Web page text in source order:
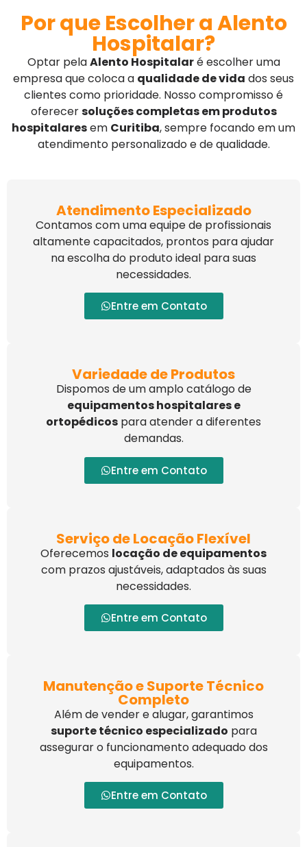
Por que Escolher a Alento
Hospitalar?
Optar pelaAlento Hospitalaré escolher uma
empresa que coloca a qualidade de vida dos seus
clientes como prioridade. Nosso compromisso é
oferecersoluções completas em produtos
hospitalaresem Curitiba, sempre focando em um
atendimento personalizado e de qualidade.
Atendimento Especializado
Contamos com uma equipe de profissionais
altamente capacitados, prontos para ajudar
na escolha do produto ideal para suas
necessidades.
Entre em Contato
Variedade de Produtos
Dispomos de um amplo catálogo de
equipamentos hospitalares e
ortopédicos para atender a diferentes
demandas.
Entre em Contato
Serviço de Locação Flexível
Oferecemos locação de equipamentos
com prazos ajustáveis, adaptados às suas
necessidades.
Entre em Contato
Manutenção e Suporte Técnico
Completo
Além de vender e alugar, garantimos
suporte técnico especializado para
assegurar o funcionamento adequado dos
equipamentos.
Entre em Contato